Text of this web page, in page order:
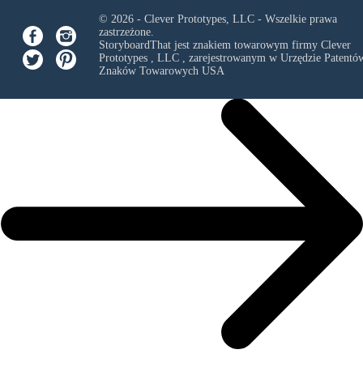
© 2026 - Clever Prototypes, LLC - Wszelkie prawa
zastrzeżone.
StoryboardThat jest znakiem towarowym firmy Clever
Prototypes , LLC, zarejestrowanym w Urzędzie
Znaków Towarowych USA